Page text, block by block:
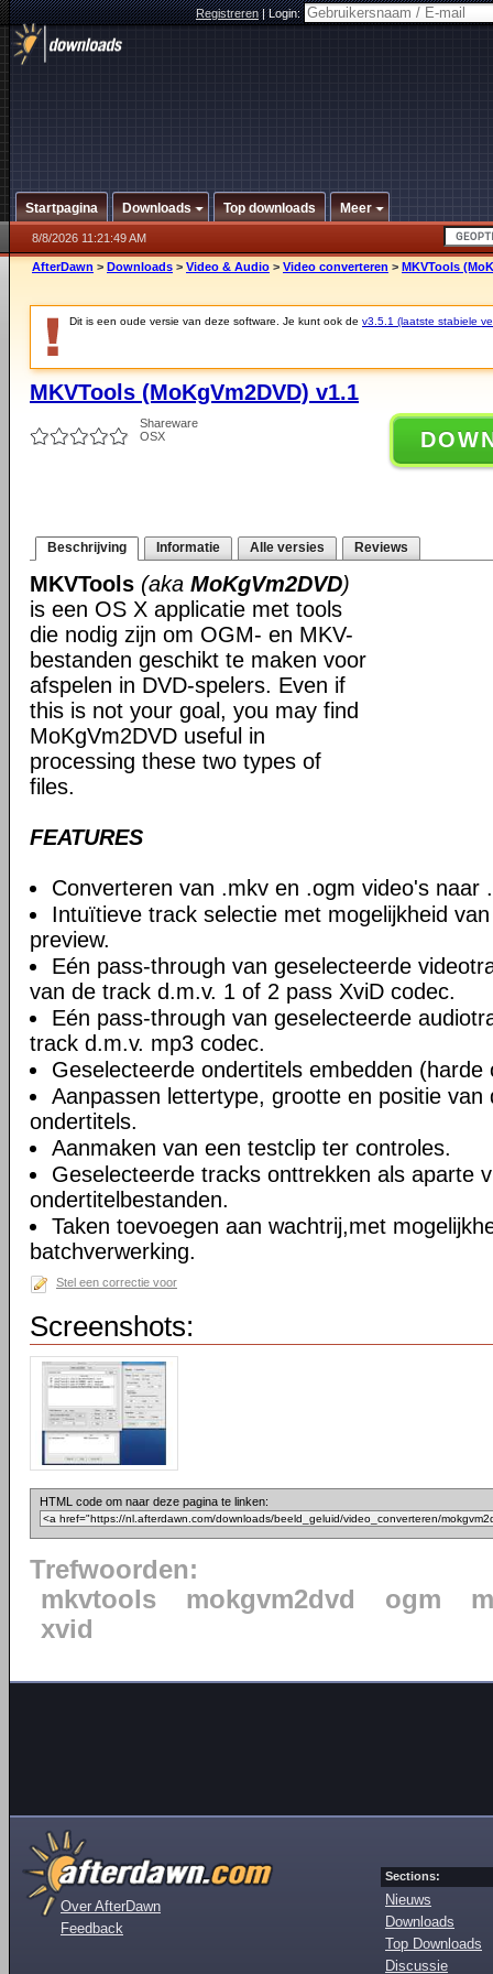
Registreren|Login:
Startpagina Downloads Top downloads Meer
8/8/2026 11:21:49 AM
AfterDawn > Downloads > Video & Audio > Video converteren > MKVTools
Dit is een oude versie van deze software. Je kunt ook de v3.5.1 (laatste stabiele
MKVTools (MoKgVm2DVD) v1.1
Shareware
OSX
Beschrijving Informatie Alle versies Reviews
MKVTools (aka MoKgVm2DVD)
is een OS X applicatie met tools
die nodig zijn om OGM- en MKV-
bestanden geschikt te maken voor
afspelen in DVD-spelers. Even if
this is not your goal, you may find
MoKgVm2DVD useful in
processing these two types of
files.
FEATURES
Converteren van .mkv en .ogm video's naar
Intuïtieve track selectie met mogelijkheid
preview.
Eén pass-through van geselecteerde
van de track d.m.v. 1 of 2 pass XviD codec.
Eén pass-through van geselecteerde
track d.m.v. mp3 codec.
Geselecteerde ondertitels embedden (harde
Aanpassen lettertype, grootte en positie van
ondertitels.
Aanmaken van een testclip ter controles.
Geselecteerde tracks onttrekken als aparte
ondertitelbestanden.
Taken toevoegen aan wachtrij,met
batchverwerking.
Stel een correctie voor
Screenshots:
HTML code om naar deze pagina te linken:
Trefwoorden:
mkvtools
mokgvm2dvd ogm
xvid
Over AfterDawn
Feedback
Sections:
Nieuws
Downloads
Top Downloads
Discussie